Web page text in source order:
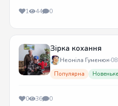
1 44 0
Зірка кохання
Неоніла Гуменюк
Популярна Новеньке
0 36 0